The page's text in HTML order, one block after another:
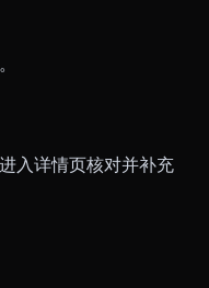
入详情页核对并补充